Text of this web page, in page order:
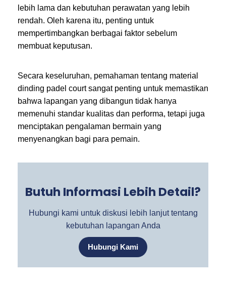
lebih lama dan kebutuhan perawatan yang lebih
rendah. Oleh karena itu, penting untuk
mempertimbangkan berbagai faktor sebelum
membuat keputusan.
Secara keseluruhan, pemahaman tentang material
dinding padel court sangat penting untuk memastikan
bahwa lapangan yang dibangun tidak hanya
memenuhi standar kualitas dan performa, tetapi juga
menciptakan pengalaman bermain yang
menyenangkan bagi para pemain.
Butuh Informasi Lebih Detail?
Hubungi kami untuk diskusi lebih lanjut tentang
kebutuhan lapangan Anda
Hubungi Kami